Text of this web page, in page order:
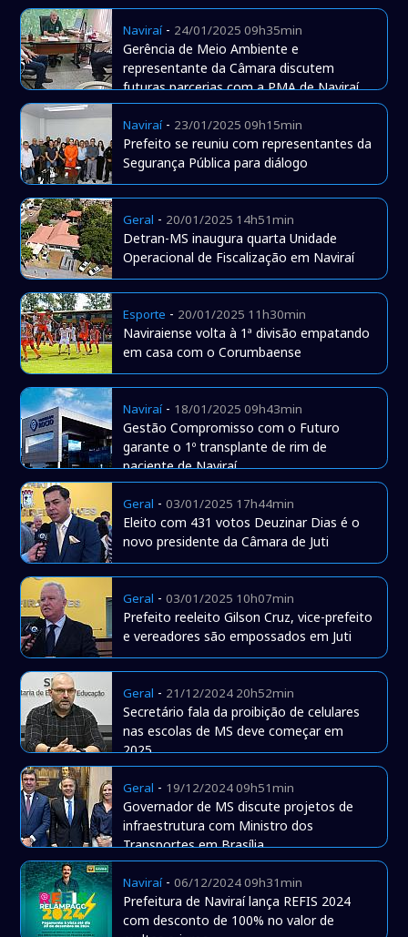
Naviraí- 24/01/2025 09h35min
Gerência de Meio Ambiente e
representante da Câmara discutem
futuras parcerias com a PMA de Naviraí
Naviraí- 23/01/2025 09h15min
Prefeito se reuniu com representantes da
Segurança Pública para diálogo
Geral - 20/01/2025 14h51min
Detran-MS inaugura quarta Unidade
Operacional de Fiscalização em Naviraí
Esporte - 20/01/2025 11h30min
Naviraiense volta à 1ª divisão empatando
em casa com o Corumbaense
Naviraí- 18/01/2025 09h43min
Gestão Compromisso com o Futuro
garante o 1º transplante de rim de
paciente de Naviraí
Geral -03/01/2025 17h44min
Eleito com 431 votos Deuzinar Dias é o
novo presidente da Câmara de Juti
Geral -03/01/2025 10h07min
Prefeito reeleito Gilson Cruz, vice-prefeito
e vereadores são empossados em Juti
Geral - 21/12/2024 20h52min
Secretário fala da proibição de celulares
nas escolas de MS deve começar em
2025
Geral - 19/12/2024 09h51min
Governador de MS discute projetos de
infraestrutura com Ministro dos
Transportes em Brasília
Naviraí-06/12/2024 09h31min
Prefeitura de Naviraí lança REFIS 2024
com desconto de 100% no valor de